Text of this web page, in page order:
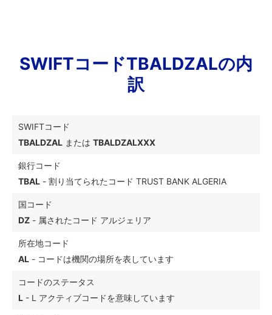
SWIFTコードTBALDZALの内
訳
SWIFTコード
TBALDZAL または TBALDZALXXX
銀行コード
TBAL - 割り当てられたコード TRUST BANK ALGERIA
国コード
DZ - 属されたコード アルジェリア
所在地コード
AL - コードは機関の場所を表しています
コードのステータス
L - L アクティブコードを意味しています